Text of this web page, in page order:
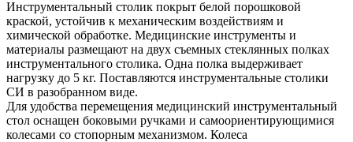
Инструментальный столик покрыт белой порошковой
краской, устойчив к механическим воздействиям и
химической обработке. Медицинские инструменты и
материалы размещают на двух съемных стеклянных полках
инструментального столика. Одна полка выдерживает
нагрузку до 5 кг. Поставляются инструментальные столики
СИ в разобранном виде.
Для удобства перемещения медицинский инструментальный
стол оснащен боковыми ручками и самоориентирующимися
колесами со стопорным механизмом. Колеса